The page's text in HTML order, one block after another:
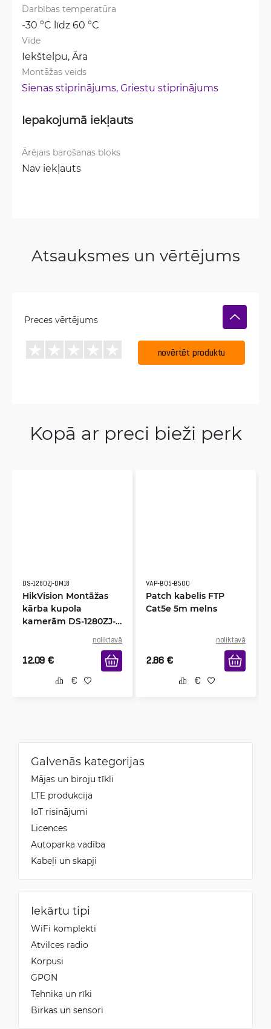
Darbības temperatūra
-30 °C līdz 60 °C
Vide
Iekštelpu, Āra
Montāžas veids
Sienas stiprinājums, Griestu stiprinājums
Iepakojumā iekļauts
Ārējais barošanas bloks
Nav iekļauts
Atsauksmes un vērtējums
Preces vērtējums
novērtēt produktu
Kopā ar preci bieži perk
DS-1280ZJ-DM18
HikVision Montāžas
kārba kupola
kamerām DS-1280ZJ-
noliktavā
12.09 €
VAP-B05-B500
Patch kabelis FTP
Cat5e 5m melns
noliktavā
2.86 €
Galvenās kategorijas
Mājas un biroju tīkli
LTE produkcija
IoT risinājumi
Licences
Autoparka vadība
Kabeļi un skapji
Iekārtu tipi
WiFi komplekti
Atvilces radio
Korpusi
GPON
Tehnika un rīki
Birkas un sensori